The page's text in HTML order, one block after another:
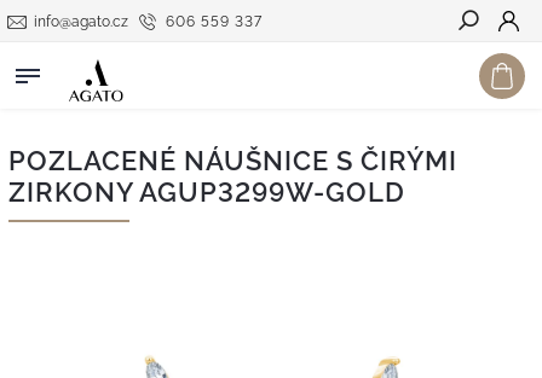
606 559 337
info@agato.cz
Hledat
POZLACENÉ NÁUŠNICE S ČIRÝMI
ZIRKONY AGUP3299W-GOLD